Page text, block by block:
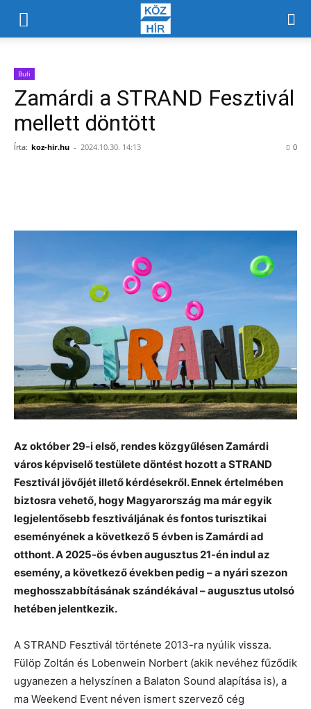
Buli
Zamárdi a STRAND Fesztivál
mellett döntött
Írta: koz-hir.hu - 2024.10.30. 14:13 0
Az október 29-i első, rendes közgyűlésen Zamárdi
város képviselő testülete döntést hozott a STRAND
Fesztivál jövőjét illető kérdésekről. Ennek értelmében
biztosra vehető, hogy Magyarország ma már egyik
legjelentősebb fesztiváljának és fontos turisztikai
eseményének a következő 5 évben is Zamárdi ad
otthont. A 2025-ös évben augusztus 21-én indul az
esemény, a következő években pedig – a nyári szezon
meghosszabbításának szándékával – augusztus utolsó
hetében jelentkezik.
A STRAND Fesztivál története 2013-ra nyúlik vissza.
Fülöp Zoltán és Lobenwein Norbert (akik nevéhez fűződik
ugyanezen a helyszínen a Balaton Sound alapítása is), a
ma Weekend Event néven ismert szervező cég